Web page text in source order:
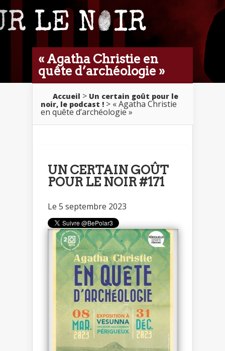
« Agatha Christie en
quête d’archéologie »
Accueil > Un certain goût pour le
noir, le podcast ! > « Agatha Christie
en quête d’archéologie »
UN CERTAIN GOÛT
POUR LE NOIR #171
Le 5 septembre 2023